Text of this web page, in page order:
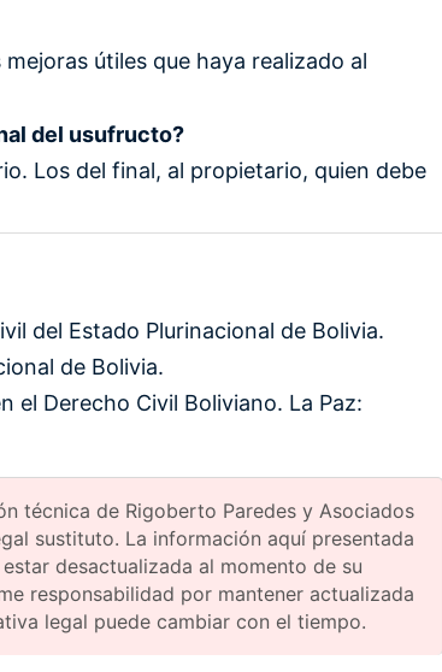
útiles que haya realizado al
del usufructo?
Los del final, al propietario, quien debe
del Estado Plurinacional de Bolivia.
de Bolivia.
el Derecho Civil Boliviano. La Paz:
técnica de Rigoberto Paredes y Asociados
sustituto. La información aquí presentada
desactualizada al momento de su
responsabilidad por mantener actualizada
legal puede cambiar con el tiempo.